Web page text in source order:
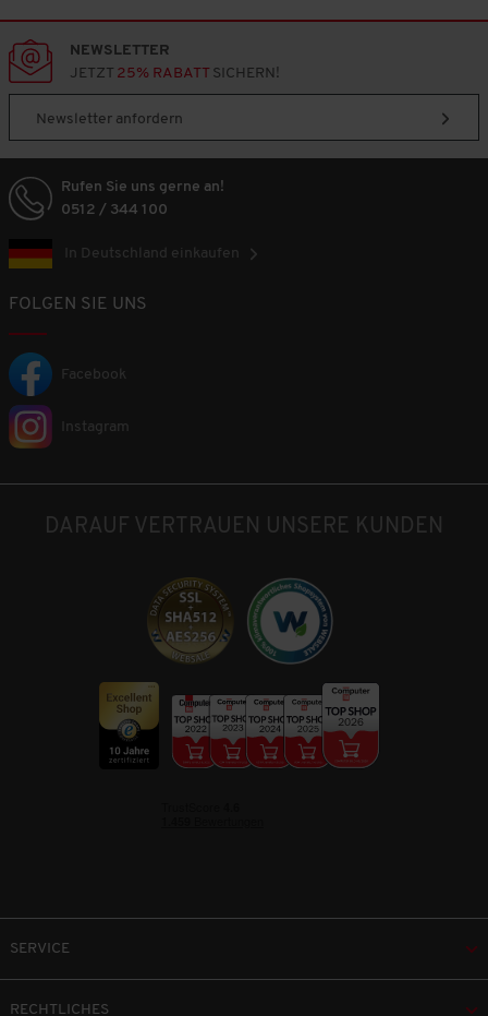
NEWSLETTER
JETZT 25% RABATTSICHERN!
Newsletter anfordern
Rufen Sie uns gerne an!
0512 / 344 100
In Deutschland einkaufen
FOLGEN SIE UNS
Facebook
Instagram
DARAUF VERTRAUEN UNSERE KUNDEN
SERVICE
RECHTLICHES